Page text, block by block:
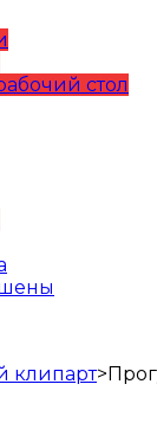
стол
клипарт>